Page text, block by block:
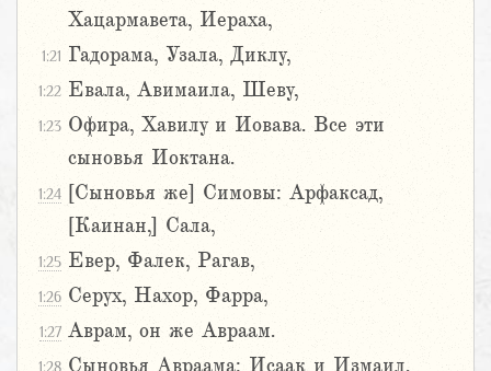
Хацармавета, Иераха,
1:21 Гадорама, Узала, Диклу,
1:22 Евала, Авимаила, Шеву,
1:23 Офира, Хавилу и Иовава. Все эти
сыновья Иоктана.
1:24
[Сыновья же] Симовы: Арфаксад,
[Каинан,] Сала,
1:25 Евер, Фалек, Рагав,
1:26 Серух, Нахор, Фарра,
1:27 Аврам, он же Авраам.
1:28 Сыновья Авраама: Исаак и Измаил.